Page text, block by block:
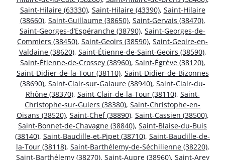
Saint-Hilaire (63330), Saint-Hilaire (43390), Saint-Hilaire
(38660), Saint-Guillaume (38650), Saint-Gervais (38470),
Saint-Georges-d’Espéranche (38790), Saint-Georges-de-
Commiers (38450), Saint-Geoirs (38590), Saint-Geoire-en-
Valdaine (38620), Saint-Étienne-de-Saint-Geoirs (38590),
Saint-Étienne-de-Crossey (38960), Saint-Égrève (38120),
Saint-Didier-de-la-Tour (38110), Saint-Didier-de-Bizonnes
(38690), Saint-Clair-sur-Galaure (38940), Saint-Clair-du-
Rhône (38370), Saint-Clair-de-la-Tour (38110), Saint-
Christophe-sur-Guiers (38380), Saint-Christophe-en-
Oisans (38520), Saint-Chef (38890), Saint-Cassien (38500),
Saint-Bonnet-de-Chavagne (38840), Saint-Blaise-du-Buis
(38140), Saint-Baudille-et-Pipet (38710), Saint-Baudille-de-
la-Tour (38118), Saint-Barthélemy-de-Séchilienne (38220),
Saint-Barthélemy (38270), Saint-Aupre (38960), Saint-Arey